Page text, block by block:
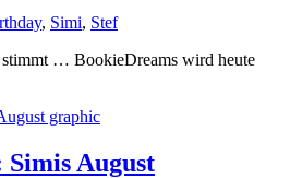
, Simi, Stef
stimmt … BookieDreams wird heute
August